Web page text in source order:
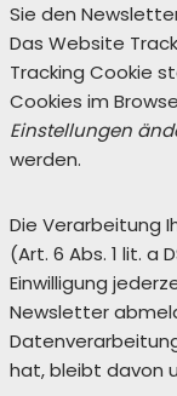
Sie den
Das Website
Tracking Cookie
Cookies im
Einstellungen
werden.
Die Verarbeitung
(Art. 6 Abs. 1 lit. a
Einwilligung
Newsletter
hat, bleibt davon